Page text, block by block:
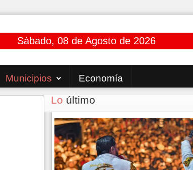
Sábado, 08 de Agosto de 2026
Municipios Economía
Lo último